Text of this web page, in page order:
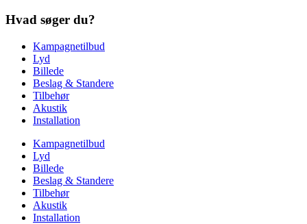
Hvad søger du?
Kampagnetilbud
Lyd
Billede
Beslag & Standere
Tilbehør
Akustik
Installation
Kampagnetilbud
Lyd
Billede
Beslag & Standere
Tilbehør
Akustik
Installation